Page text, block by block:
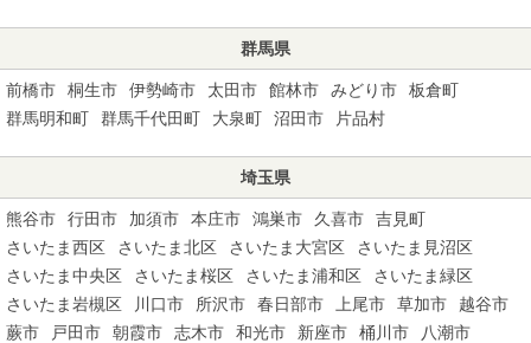
群馬県
前橋市 桐生市 伊勢崎市 太田市 館林市 みどり市
板倉町
群馬明和町
群馬千代田町 大泉町 沼田市 片品村
埼玉県
熊谷市 行田市 加須市 本庄市 鴻巣市 久喜市
吉見町
さいたま西区
さいたま北区 さいたま大宮区
さいたま見沼区
さいたま中央区
さいたま桜区 さいたま浦和区
さいたま緑区
さいたま岩槻区
川口市 所沢市 春日部市 上尾市 草加市
越谷市
蕨市
戸田市 朝霞市 志木市 和光市 新座市 桶川市
八潮市